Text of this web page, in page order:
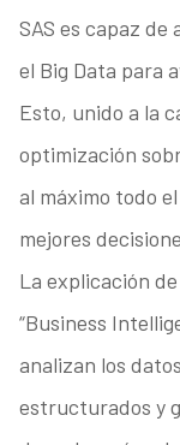
SAS es capaz
el Big Data para
Esto, unido a la
optimización
al máximo todo
mejores
La explicación
“Business
analizan los
estructurados y